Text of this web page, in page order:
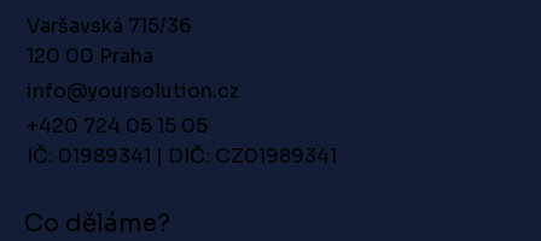
Varšavská 715/36
120 00 Praha
info@yoursolution.cz
+420 724 05 15 05
IČ: 01989341 | DIČ: CZ01989341
Co děláme?